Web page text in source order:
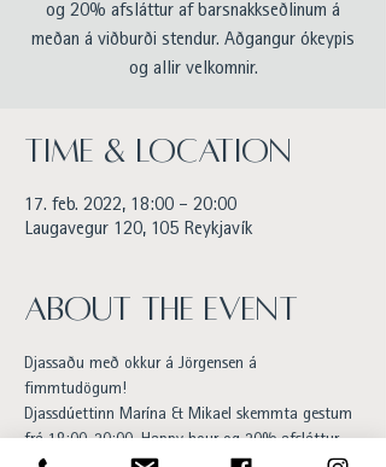
og 20% afsláttur af barsnakkseðlinum á
meðan á viðburði stendur. Aðgangur ókeypis
og allir velkomnir.
Time & Location
17. feb. 2022, 18:00 – 20:00
Laugavegur 120, 105 Reykjavík
About the event
Djassaðu með okkur á Jörgensen á
fimmtudögum!
Djassdúettinn Marína & Mikael skemmta gestum
frá 18:00-20:00. Happy hour og 20% afsláttur